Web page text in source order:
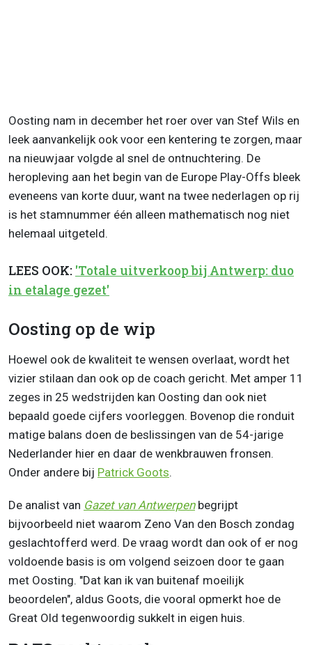
Oosting nam in december het roer over van Stef Wils en
leek aanvankelijk ook voor een kentering te zorgen, maar
na nieuwjaar volgde al snel de ontnuchtering. De
heropleving aan het begin van de Europe Play-Offs bleek
eveneens van korte duur, want na twee nederlagen op rij
is het stamnummer één alleen mathematisch nog niet
helemaal uitgeteld.
LEES OOK: 'Totale uitverkoop bij Antwerp: duo
in etalage gezet'
Oosting op de wip
Hoewel ook de kwaliteit te wensen overlaat, wordt het
vizier stilaan dan ook op de coach gericht. Met amper 11
zeges in 25 wedstrijden kan Oosting dan ook niet
bepaald goede cijfers voorleggen. Bovenop die ronduit
matige balans doen de beslissingen van de 54-jarige
Nederlander hier en daar de wenkbrauwen fronsen.
Onder andere bij Patrick Goots.
De analist van Gazet van Antwerpen begrijpt
bijvoorbeeld niet waarom Zeno Van den Bosch zondag
geslachtofferd werd. De vraag wordt dan ook of er nog
voldoende basis is om volgend seizoen door te gaan
met Oosting. "Dat kan ik van buitenaf moeilijk
beoordelen", aldus Goots, die vooral opmerkt hoe de
Great Old tegenwoordig sukkelt in eigen huis.